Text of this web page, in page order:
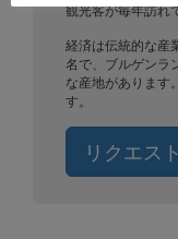
観光客が毎年訪れ
経済は伝統的な産
名で、ブルゲンラ
な産地があります
す。
リクエス